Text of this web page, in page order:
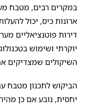
במקרים רבים, מטבח
ארונות כיס, יכול
דירות פוטנציאליים
יוקרתי ושימוש
השיקולים שמצדיקים
הביקוש לתכנון מטבח
יחסית, נובע אם כן